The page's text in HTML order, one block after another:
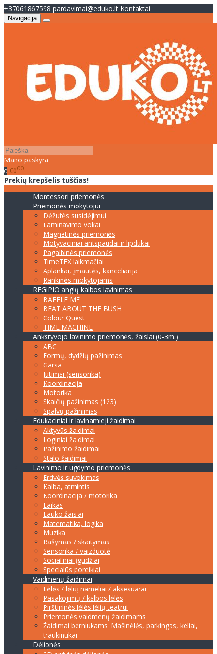
+37061867598 pardavimai@eduko.lt Kontaktai
Navigacija
Mano paskyra
0 €000
Prekių krepšelis tuščias!
Montessori priemonės
Priemonės mokytojui
Dėžutės susidėjimui
Laminavimo vokai
Magnetinės priemonės
Motyvaciniai antspaudai ir lipdukai
Pagalbinės priemonės
TimeTEX laikmačiai
Aplankai, įmautės, kanceliarija
Rankinės mokytojams
REGIPIO anglų kalbos lavinimas
BAFFLE ME
BEAT ABOUT THE BUSH
Colour Quest
TIME MACHINE
Ankstyvojo lavinimo priemonės, žaislai (0-3m.)
ABC
Formų, dydžių pažinimas
Garsai
Jutimai (sensorika)
Koordinacija
Motorika
Skaičių pažinimas (123)
Spalvų pažinimas
Edukaciniai ir lavinamieji žaidimai
Aktyvūs žaidimai
Loginiai žaidimai
Pažinimo žaidimai
Stalo žaidimai
Lavinimo ir ugdymo priemonės
Erdvės suvokimas
Kalba, atmintis
Koordinacija / motorika
Laikas
Lauko žaislai
Matematika, logika
Muzika
Rašymas / skaitymas
Sensorika / vaizduotė
Socialiniai įgūdžiai
Specialūs poreikiai
Vaidmenų žaidimai
Lėlės / lėlių nameliai / aksesuarai
Pasakojimų / kalbos lėlės
Pirštininės lėlės lėlių teatrui
Priemonės vaidmenų žaidimams
Žaidimai berniukams. Mašinėlės, parkingas, keliai,
traukinukai
Dėlionės